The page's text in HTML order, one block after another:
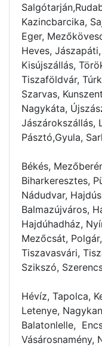
Kazincbarcika,
Eger,
Heves,
Kisújszállás,
Tiszaföldvár,
Szarvas,
Nagykáta,
Jászárokszállás,
Pásztó,Gyula,
Békés,
Biharkeresztes,
Nádudvar,
Balmazújváros,
Hajdúhadház,
Mezőcsát,
Tiszavasvári,
Szikszó,
Hévíz, Tapolca,
Letenye,
Balatonlelle,
Vásárosnamény,